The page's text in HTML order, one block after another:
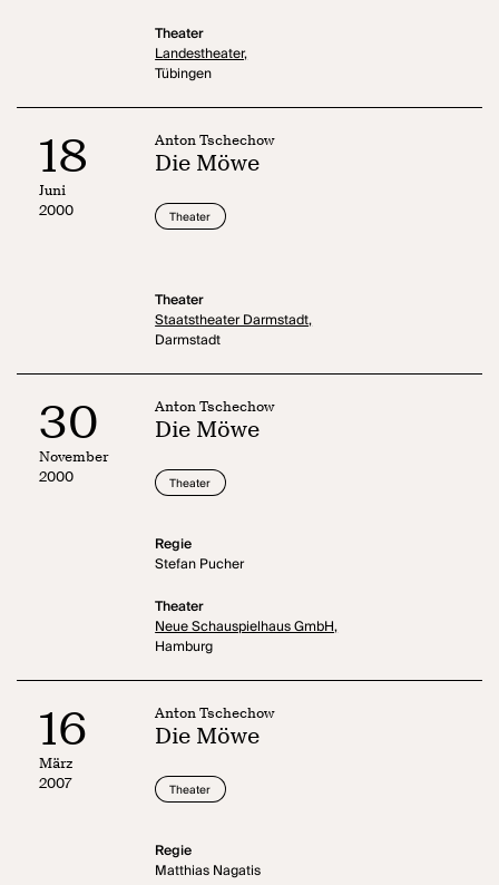
Theater
Landestheater,
Tübingen
18
Juni
2000
Anton Tschechow
Die Möwe
Theater
Theater
Staatstheater Darmstadt,
Darmstadt
30
November
2000
Anton Tschechow
Die Möwe
Theater
Regie
Stefan Pucher
Theater
Neue Schauspielhaus GmbH,
Hamburg
16
März
2007
Anton Tschechow
Die Möwe
Theater
Regie
Matthias Nagatis